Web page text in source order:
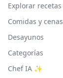
Explorar recetas
Comidas y cenas
Desayunos
Categorías
Chef IA ✨